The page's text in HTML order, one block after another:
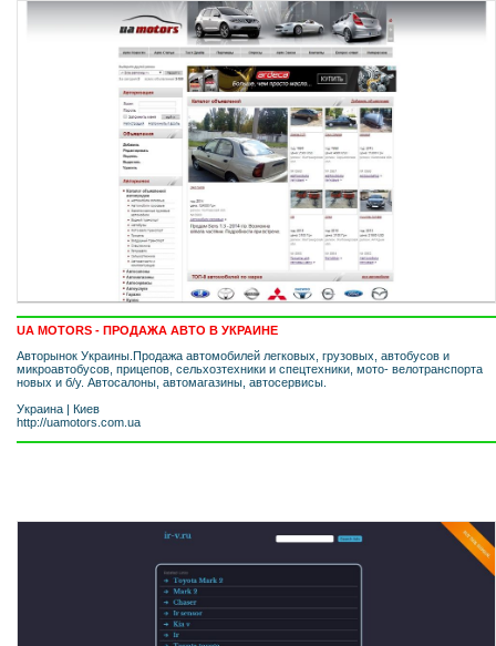
UA MOTORS - ПРОДАЖА АВТО В УКРАИНЕ
Авторынок Украины.Продажа автомобилей легковых, грузовых, автобусов и
микроавтобусов, прицепов, сельхозтехники и спецтехники, мото- велотранспорта
новых и б/у. Автосалоны, автомагазины, автосервисы.
Украина | Киев
http://uamotors.com.ua